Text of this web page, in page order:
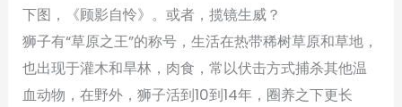
下图，《顾影自怜》。或者，揽镜生威？
狮子有“草原之王”的称号，生活在热带稀树草原和草地，
也出现于灌木和旱林，肉食，常以伏击方式捕杀其他温
血动物，在野外，狮子活到10到14年，圈养之下更长